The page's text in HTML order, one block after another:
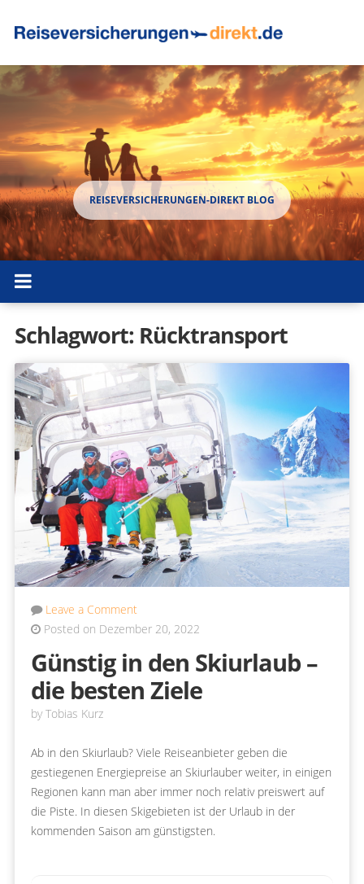
Schlagwort: Rücktransport
Leave a Comment
Posted on Dezember 20, 2022
Günstig in den Skiurlaub –
die besten Ziele
byTobias Kurz
Ab in den Skiurlaub? Viele Reiseanbieter geben die
gestiegenen Energiepreise an Skiurlauber weiter, in einigen
Regionen kann man aber immer noch relativ preiswert auf
die Piste. In diesen Skigebieten ist der Urlaub in der
kommenden Saison am günstigsten.